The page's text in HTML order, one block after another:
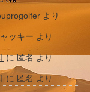
より
ッキー より
に匿名より
に 匿名 より